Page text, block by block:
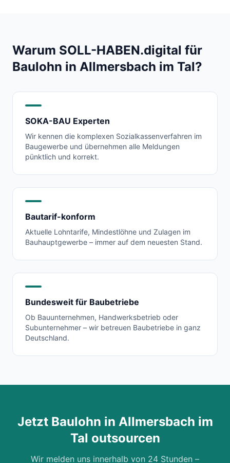
Warum SOLL-HABEN.digital für
Baulohn in Allmersbach im Tal?
SOKA-BAU Experten
Wir kennen die komplexen Sozialkassenverfahren im
Baugewerbe und übernehmen alle Meldungen
pünktlich und korrekt.
Bautarif-konform
Aktuelle Lohntarife, Mindestlöhne und Zulagen im
Bauhauptgewerbe – immer auf dem neuesten Stand.
Bundesweit für Baubetriebe
Ob Bauunternehmen, Handwerksbetrieb oder
Subunternehmer – wir betreuen Baubetriebe in ganz
Deutschland.
Jetzt Baulohn in Allmersbach im
Tal outsourcen
Wir melden uns innerhalb von 24 Stunden –